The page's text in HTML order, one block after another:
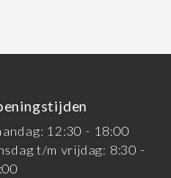
12:30 - 18:00
t/m vrijdag: 8:30 -